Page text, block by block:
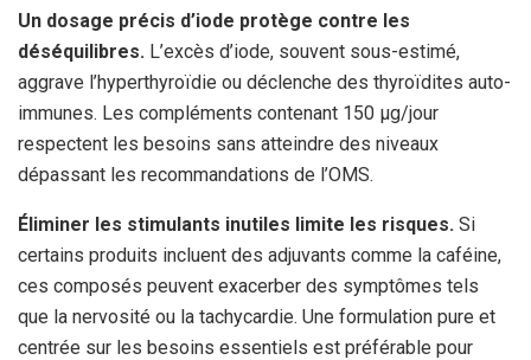
Un dosage précis d’iode protège contre les
déséquilibres. L’excès d’iode, souvent sous-estimé,
aggrave l’hyperthyroïdie ou déclenche des thyroïdites auto-
immunes. Les compléments contenant 150 µg/jour
respectent les besoins sans atteindre des niveaux
dépassant les recommandations de l’OMS.
Éliminer les stimulants inutiles limite les risques. Si
certains produits incluent des adjuvants comme la caféine,
ces composés peuvent exacerber des symptômes tels
que la nervosité ou la tachycardie. Une formulation pure et
centrée sur les besoins essentiels est préférable pour